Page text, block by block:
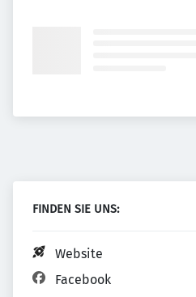
FINDEN SIE UNS:
Website
Facebook